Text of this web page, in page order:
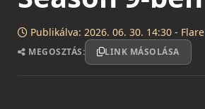
Publikálva: 2026. 06. 30. 14:30 - Flare
MEGOSZTÁS: LINK MÁSOLÁSA